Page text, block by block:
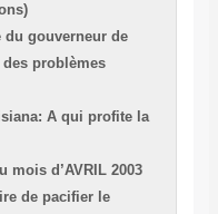
du gouverneur de
problèmes
A qui profite la
mois d’AVRIL 2003
de pacifier le